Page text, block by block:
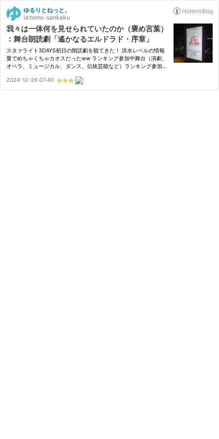
ゆるりとねっと。
id:tomo-sankaku
我々は一体何を見せられていたのか（褒め言葉）
︰舞台朗読劇「遙かなるエルドラド・序章」
スタァライト3DAYS初日の朗読劇を観てきた！ 洪水レベルの情報
量でめちゃくちゃカオスだったww ランキング参加中舞台（演劇、
オペラ、ミュージカル、ダンス、伝統芸能など）ランキング参加中
タァライトSPECIAL3DAYS！！！ DAY1 会場・座席について 舞台
朗読…
2024-12-26 07:40